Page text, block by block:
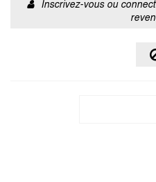
Inscrivez-vous ou